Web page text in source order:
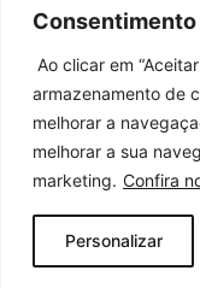
Ao clicar em
armazenamento de
melhorar a
melhorar a sua
marketing. Confira
Personalizar
Desenvolvido por
©2026 KEHOME
– Todos Direitos